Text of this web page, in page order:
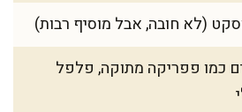
כמו פפריקה מתוקה, פלפל